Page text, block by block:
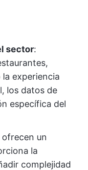
sector:
experiencia
los datos de
específica del
ofrecen un
la
complejidad